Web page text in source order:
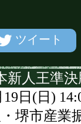
ツイート
新人王準決
19日(日)
堺市産業